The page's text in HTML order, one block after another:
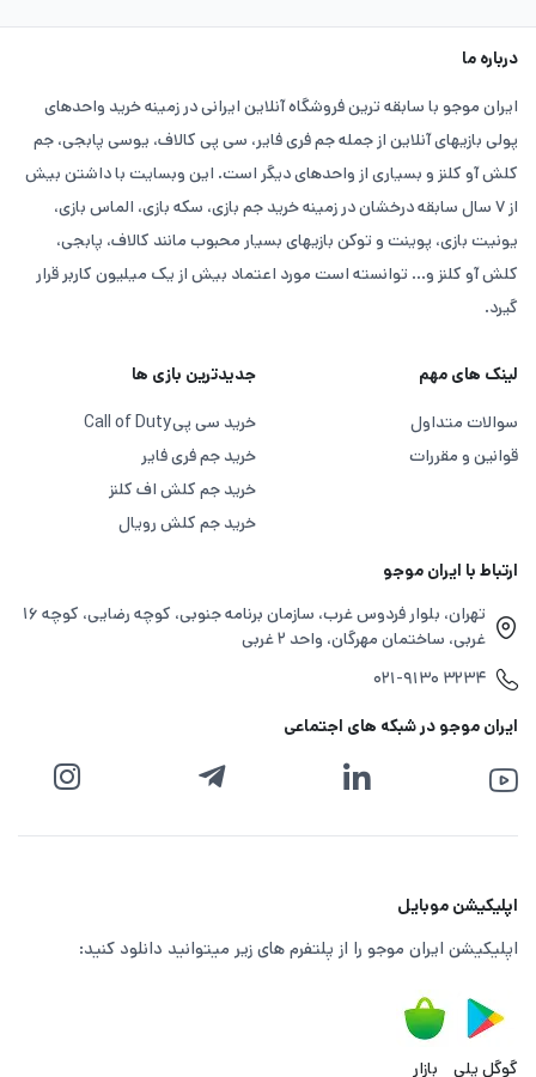
درباره ما
ایران موجو با سابقه ترین فروشگاه آنلاین ایرانی در زمینه خرید واحدهای
پولی بازیهای آنلاین از جمله جم فری فایر، سی پی کالاف، یوسی پابجی، جم
کلش آو کلنز و بسیاری از واحدهای دیگر است. این وبسایت با داشتن بیش
از ۷ سال سابقه درخشان در زمینه خرید جم بازی، سکه بازی، الماس بازی،
یونیت بازی، پوینت و توکن بازیهای بسیار محبوب مانند کالاف، پابجی،
کلش آو کلنز و... توانسته است مورد اعتماد بیش از یک میلیون کاربر قرار
گیرد.
لینک های مهم
سوالات متداول
قوانین و مقررات
جدیدترین بازی ها
خرید سی پیCall of Duty
خرید جم فری فایر
خرید جم کلش اف کلنز
خرید جم کلش رویال
ارتباط با ایران موجو
تهران، بلوار فردوس غرب، سازمان برنامه جنوبی، کوچه رضایی، کوچه ۱۶
غربی، ساختمان مهرگان، واحد ۲ غربی
۰۲۱-۹۱۳۰ ۳۲۳۴
ایران موجو در شبکه های اجتماعی
اپلیکیشن موبایل
اپلیکیشن ایران موجو را از پلتفرم های زیر میتوانید دانلود کنید:
گوگل پلی بازار